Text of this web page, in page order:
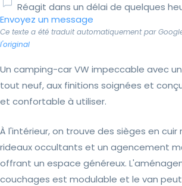
Réagit dans un délai de quelques
Envoyez un message
Ce texte a été traduit automatiquement par
l'original
Un camping-car VW impeccable avec
tout neuf, aux finitions soignées et
et confortable à utiliser.
À l'intérieur, on trouve des sièges en
rideaux occultants et un agencement
offrant un espace généreux.
couchages est modulable et le van